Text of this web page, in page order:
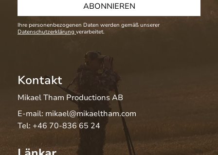
ABONNIEREN
Ihre personenbezogenen Daten werden gemäß unserer
Datenschutzerklärung verarbeitet.
Kontakt
Mikael Tham Productions AB
E-mail: mikael@mikaeltham.com
Tel: +46 70-836 65 24